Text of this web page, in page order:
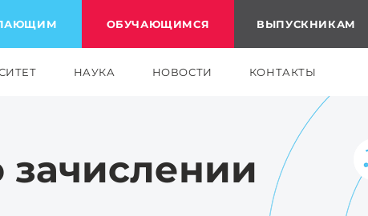
ОБУЧАЮЩИМСЯ ВЫПУСКНИКАМ
НАУКА НОВОСТИ КОНТАКТЫ